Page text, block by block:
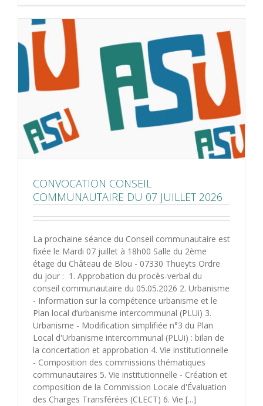
CONVOCATION CONSEIL
COMMUNAUTAIRE DU 07 JUILLET 2026
La prochaine séance du Conseil communautaire est
fixée le Mardi 07 juillet à 18h00 Salle du 2ème
étage du Château de Blou - 07330 Thueyts Ordre
du jour : 1. Approbation du procès-verbal du
conseil communautaire du 05.05.2026 2. Urbanisme
- Information sur la compétence urbanisme et le
Plan local d’urbanisme intercommunal (PLUi) 3.
Urbanisme - Modification simplifiée n°3 du Plan
Local d'Urbanisme intercommunal (PLUi) : bilan de
la concertation et approbation 4. Vie institutionnelle
- Composition des commissions thématiques
communautaires 5. Vie institutionnelle - Création et
composition de la Commission Locale d'Évaluation
des Charges Transférées (CLECT) 6. Vie [...]